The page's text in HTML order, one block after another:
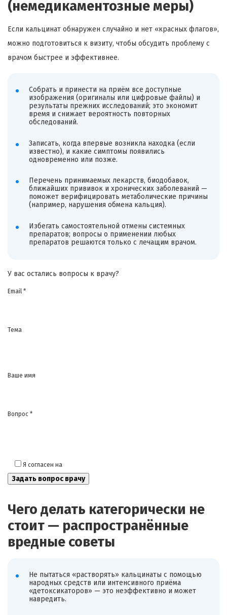
(немедикаментозные меры)
Если кальцинат обнаружен случайно и нет «красных флагов»,
можно подготовиться к визиту, чтобы обсудить проблему с
врачом быстрее и эффективнее.
Собрать и принести на приём все доступные
изображения (оригиналы или цифровые файлы) и
результаты прежних исследований; это экономит
время и снижает вероятность повторных
обследований.
Записать, когда впервые возникла находка (если
известно), и какие симптомы появились
одновременно или позже.
Перечень принимаемых лекарств, биодобавок,
ближайших прививок и хронических заболеваний —
поможет верифицировать метаболические причины
(например, нарушения обмена кальция).
Избегать самостоятельной отмены системных
препаратов; вопросы о применении любых
препаратов решаются только с лечащим врачом.
У вас остались вопросы к врачу?
Email *
Тема
Ваше имя
Вопрос *
Я согласен на
Чего делать категорически не
стоит — распространённые
вредные советы
Не пытаться «растворять» кальцинаты с помощью
народных средств или интенсивного приёма
«детоксикаторов» — это неэффективно и может
навредить.